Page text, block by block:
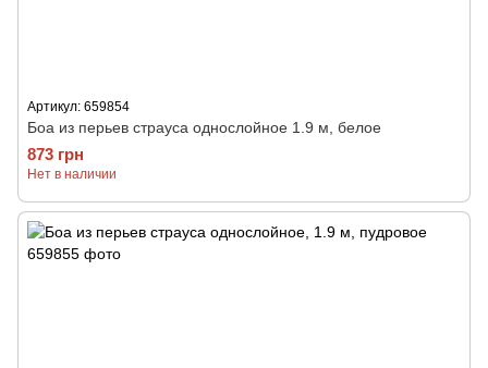
Артикул: 659854
Боа из перьев страуса однослойное 1.9 м, белое
873 грн
Нет в наличии